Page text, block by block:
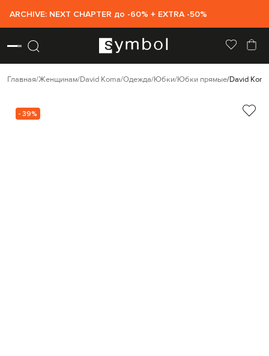
ARCHIVE: NEXT CHAPTER до -60% + EXTRA -50%
Главная Женщинам David Koma Одежда Юбки Юбки прямые David
- 39%